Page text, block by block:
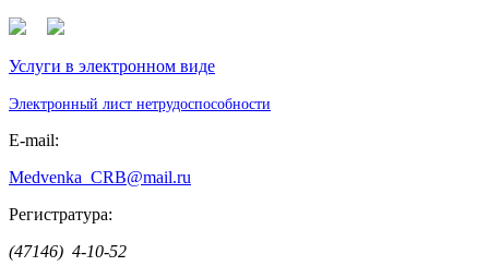
Услуги в электронном виде
Электронный лист нетрудоспособности
E-mail:
Medvenka_CRB@mail.ru
Регистратура:
(47146) 4-10-52